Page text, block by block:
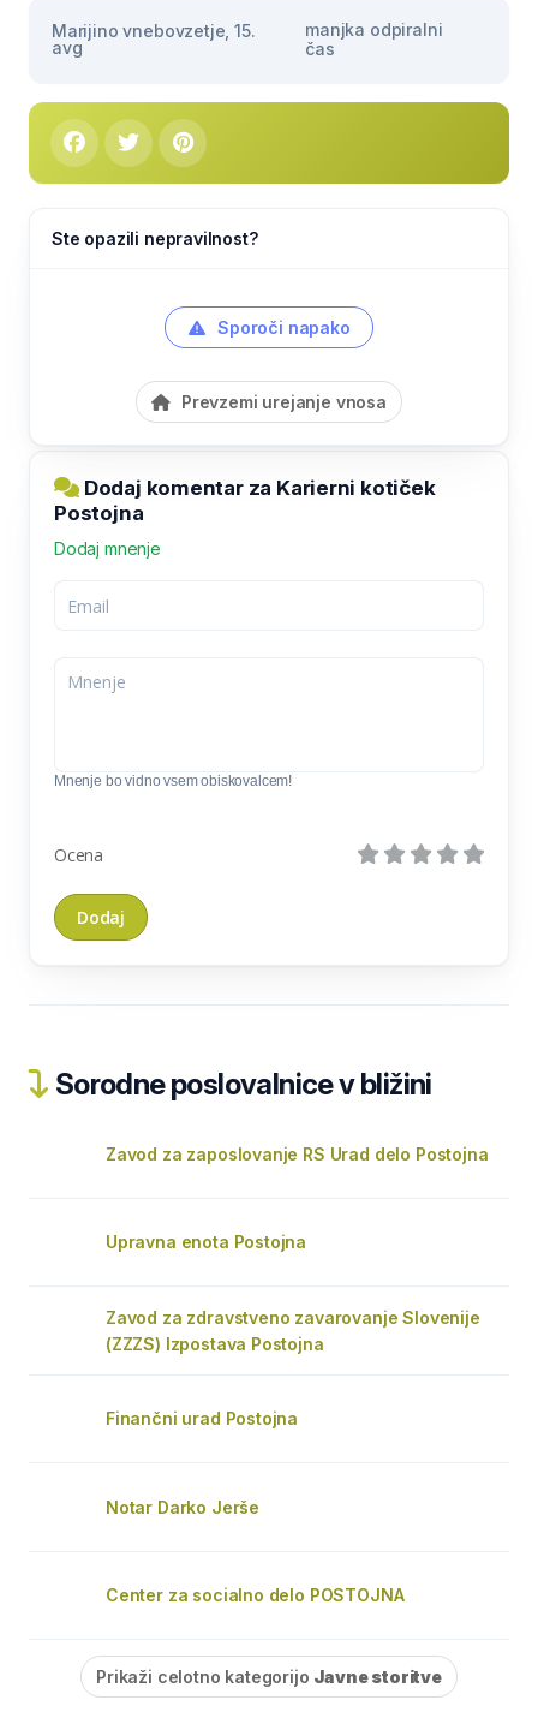
Marijino vnebovzetje, 15.
avg
manjka odpiralni
čas
Ste opazili nepravilnost?
Sporoči napako
Prevzemi urejanje vnosa
Dodaj komentar za Karierni kotiček
Postojna
Dodaj mnenje
Mnenje bo vidno vsem obiskovalcem!
Ocena
Sorodne poslovalnice v bližini
Zavod za zaposlovanje RS Urad delo Postojna
Upravna enota Postojna
Zavod za zdravstveno zavarovanje Slovenije
(ZZZS) Izpostava Postojna
Finančni urad Postojna
Notar Darko Jerše
Center za socialno delo POSTOJNA
Prikaži celotno kategorijo Javne storitve